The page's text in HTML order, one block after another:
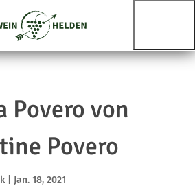
Povero von
Povero
| Jan. 18, 2021